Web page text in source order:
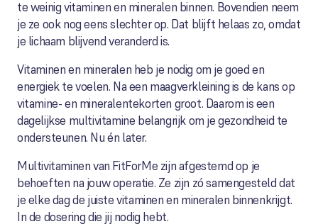
te weinig vitaminen en mineralen binnen. Bovendien neem
je ze ook nog eens slechter op. Dat blijft helaas zo, omdat
je lichaam blijvend veranderd is.
Vitaminen en mineralen heb je nodig om je goed en
energiek te voelen. Na een maagverkleining is de kans op
vitamine- en mineralentekorten groot. Daarom is een
dagelijkse multivitamine belangrijk om je gezondheid te
ondersteunen. Nu én later.
Multivitaminen van FitForMe zijn afgestemd op je
behoeften na jouw operatie. Ze zijn zó samengesteld dat
je elke dag de juiste vitaminen en mineralen binnenkrijgt.
In de dosering die jij nodig hebt.